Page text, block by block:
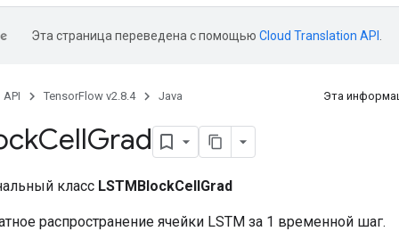
Эта страница переведена с помощью Cloud Translation API
API TensorFlow v2.8.4 Java Эта
CellGrad
класс LSTMBlockCellGrad
распространение ячейки LSTM за 1 временной шаг.